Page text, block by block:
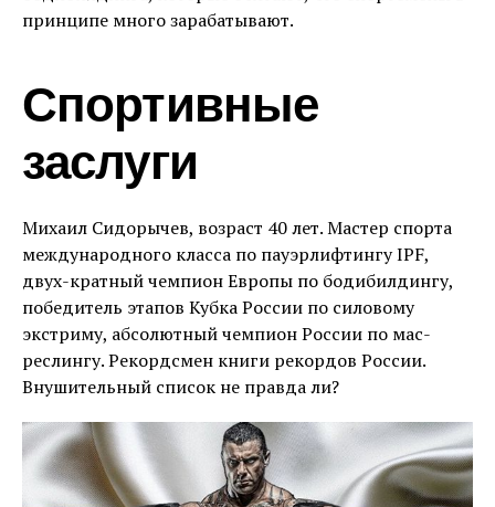
принципе много зарабатывают.
Спортивные
заслуги
Михаил Сидорычев, возраст 40 лет. Мастер спорта
международного класса по пауэрлифтингу IPF,
двух-кратный чемпион Европы по бодибилдингу,
победитель этапов Кубка России по силовому
экстриму, абсолютный чемпион России по мас-
реслингу. Рекордсмен книги рекордов России.
Внушительный список не правда ли?